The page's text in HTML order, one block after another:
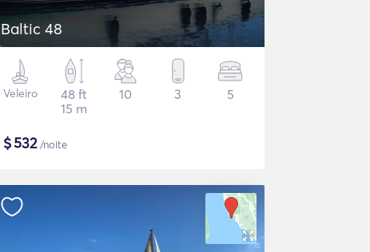
Baltic 48
Veleiro
48 ft
15 m
10 3 5
$532/noite